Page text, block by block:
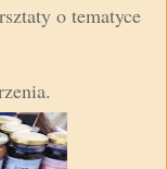
o tematyce